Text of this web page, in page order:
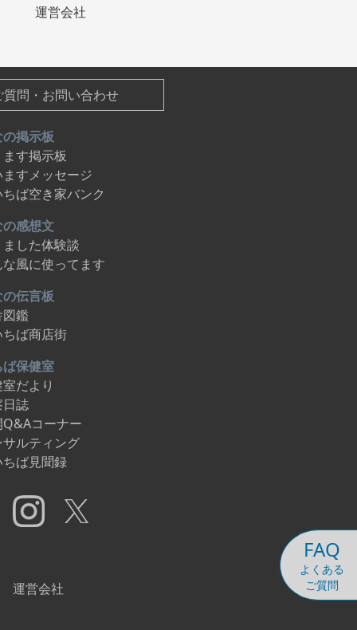
FAQ
よくある
ご質問
運営会社
問・お問い合わせ
掲示板
す掲示板
すメッセージ
ば空き家バンク
感想文
した体験談
風に使ってます
伝言板
鑑
ば商店街
保健室
だより
誌
コーナー
ルティング
ば見聞録
運営会社